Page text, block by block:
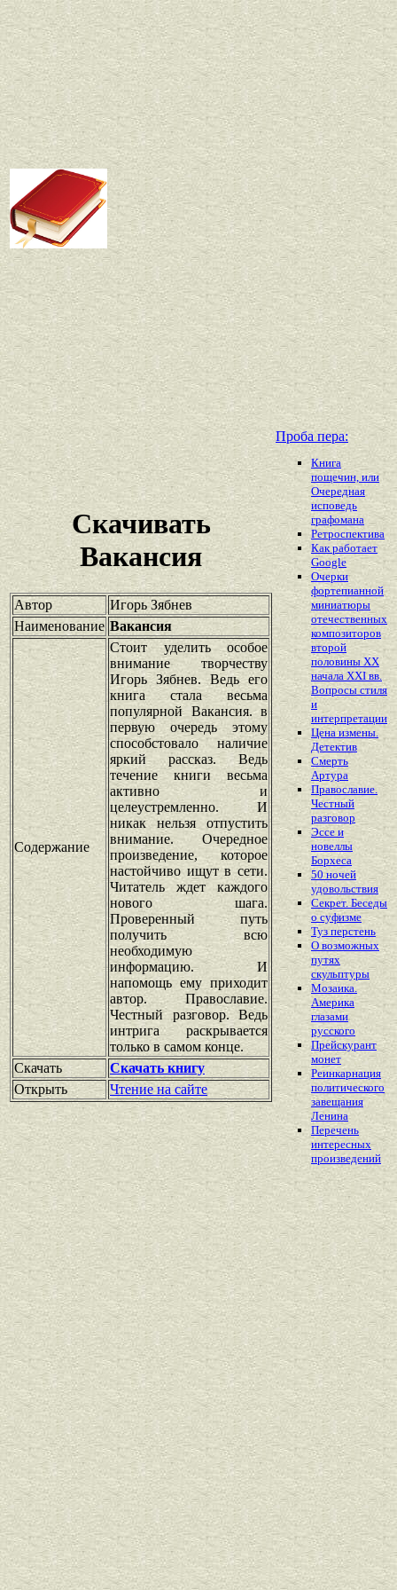
Скачивать
Вакансия
Автор
Игорь Зябнев
Наименование Вакансия
Содержание
Стоит уделить особое
внимание творчеству
Игорь Зябнев. Ведь его
книга стала весьма
популярной Вакансия. в
первую очередь этому
способстовало наличие
яркий рассказ. Ведь
течение книги весьма
активно и
целеустремленно. И
никак нельзя отпустить
внимание. Очередное
произведение, которое
настойчиво ищут в сети.
Читатель ждет каждого
нового шага.
Проверенный путь
получить всю
необходимую
информацию. И
напомощь ему приходит
автор. Православие.
Честный разговор. Ведь
интрига раскрывается
только в самом конце.
Скачать
Скачать книгу
Открыть
Чтение на сайте
Проба пера:
Книга
пощечин, или
Очередная
исповедь
графомана
Ретроспектива
Как работает
Google
Очерки
фортепианной
миниатюры
отечественных
композиторов
второй
половины XX
начала XXI вв.
Вопросы стиля
и
интерпретации
Цена измены.
Детектив
Смерть
Артура
Православие.
Честный
разговор
Эссе и
новеллы
Борхеса
50 ночей
удовольствия
Секрет. Беседы
о суфизме
Туз перстень
О возможных
путях
скульптуры
Мозаика.
Америка
глазами
русского
Прейскурант
монет
Реинкарнация
политического
завещания
Ленина
Перечень
интересных
произведений